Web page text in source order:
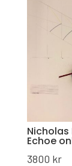
Nicholas
Echoe
3800 kr